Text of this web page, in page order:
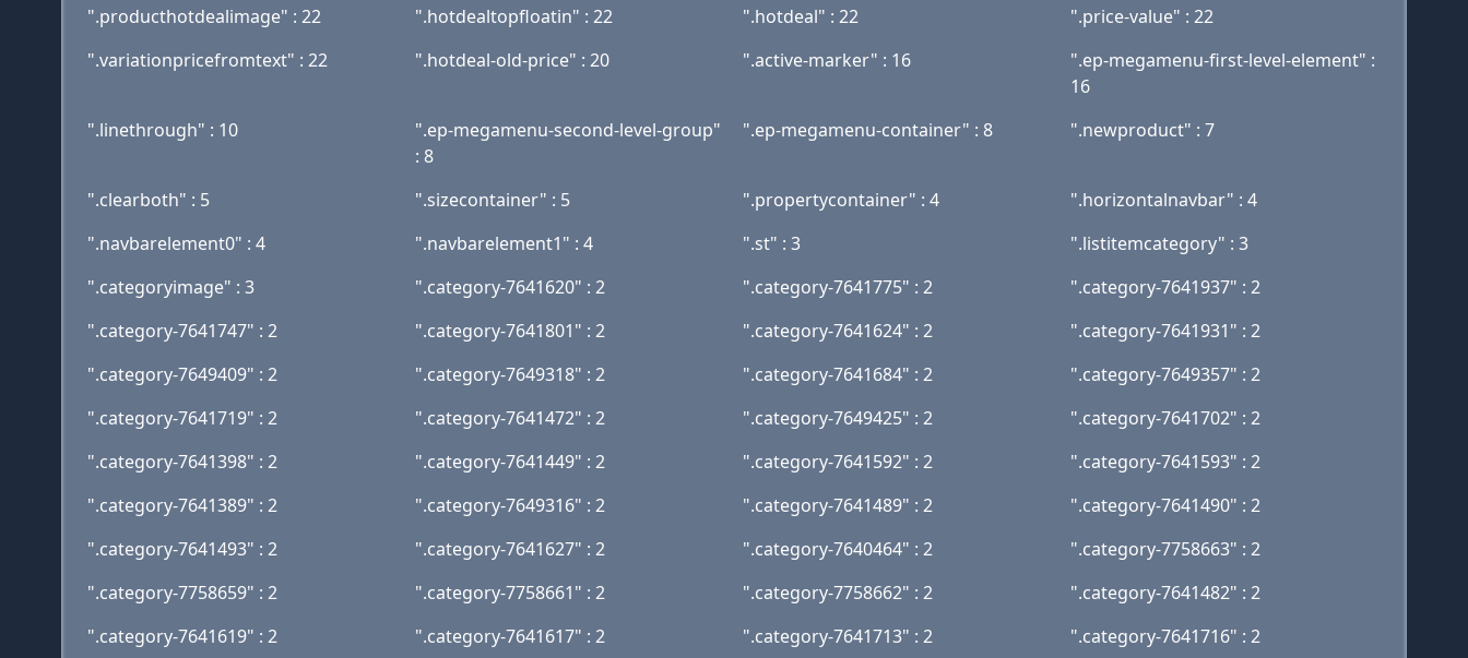
".producthotdealimage" : 22
".hotdealtopfloatin" : 22 ".hotdeal" : 22
".price-value" : 22
".variationpricefromtext" : 22
".hotdeal-old-price" : 20 ".active-marker" : 16
".ep-megamenu-first-level-element" :
16
".linethrough" : 10
".ep-megamenu-second-level-group"
: 8
".ep-megamenu-container" : 8 ".newproduct" : 7
".clearboth" : 5 ".sizecontainer" : 5 ".propertycontainer" : 4
".horizontalnavbar" : 4
".navbarelement0" : 4
".navbarelement1" : 4 ".st" : 3
".listitemcategory" : 3
".categoryimage" : 3
".category-7641620" : 2 ".category-7641775" : 2
".category-7641937" : 2
".category-7641747" : 2
".category-7641801" : 2 ".category-7641624" : 2
".category-7641931" : 2
".category-7649409" : 2
".category-7649318" : 2 ".category-7641684" : 2
".category-7649357" : 2
".category-7641719" : 2
".category-7641472" : 2 ".category-7649425" : 2
".category-7641702" : 2
".category-7641398" : 2
".category-7641449" : 2 ".category-7641592" : 2
".category-7641593" : 2
".category-7641389" : 2
".category-7649316" : 2 ".category-7641489" : 2
".category-7641490" : 2
".category-7641493" : 2
".category-7641627" : 2 ".category-7640464" : 2
".category-7758663" : 2
".category-7758659" : 2
".category-7758661" : 2 ".category-7758662" : 2
".category-7641482" : 2
".category-7641619" : 2
".category-7641617" : 2 ".category-7641713" : 2
".category-7641716" : 2